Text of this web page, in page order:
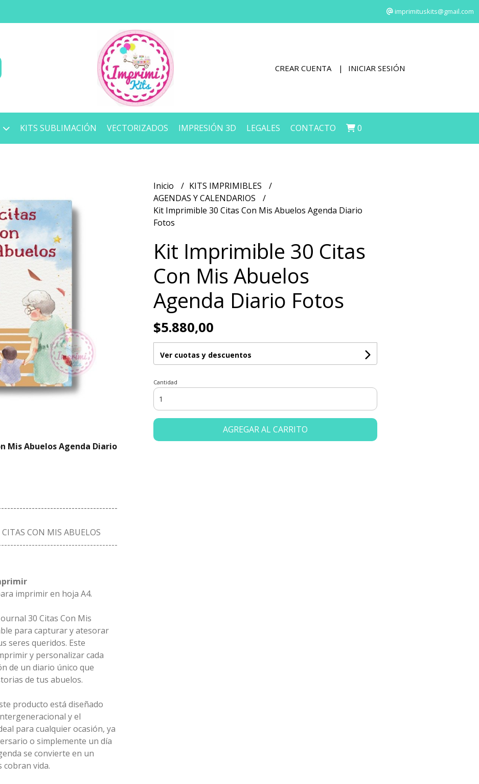
imprimituskits@gmail.com
CREAR CUENTA INICIAR SESIÓN
KITS SUBLIMACIÓN VECTORIZADOS IMPRESIÓN 3D LEGALES CONTACTO 0
Mis Abuelos Agenda Diario
CON MIS ABUELOS
imprimir en hoja A4.
30 Citas Con Mis
para capturar y atesorar
seres queridos. Este
y personalizar cada
de un diario único que
de tus abuelos.
producto está diseñado
y el
para cualquier ocasión, ya
o simplemente un día
se convierte en un
cobran vida.
Inicio
KITS IMPRIMIBLES
AGENDAS Y CALENDARIOS
Kit Imprimible 30 Citas Con Mis Abuelos Agenda Diario
Fotos
Kit Imprimible 30 Citas
Con Mis Abuelos
Agenda Diario Fotos
$5.880,00
Ver cuotas y descuentos
Cantidad
AGREGAR AL CARRITO